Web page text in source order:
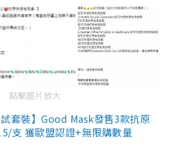
點擊圖片放大
套裝】Good Mask發售3款抗原
支 獲歐盟認證+無限購數量